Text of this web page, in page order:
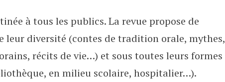
à tous les publics. La revue propose de
leur diversité (contes de tradition orale, mythes,
récits de vie…) et sous toutes leurs formes
en milieu scolaire, hospitalier…).